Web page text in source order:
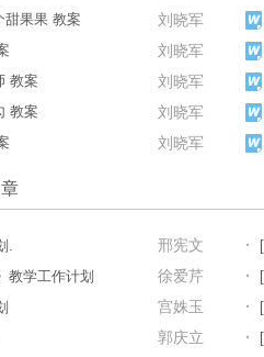
刘晓军
甜果果 教案
刘晓军
刘晓军
教案
刘晓军
教案
刘晓军
邢宪文
. ·
徐爱芹
教学工作计划 ·
宫姝玉 ·
郭庆立 ·